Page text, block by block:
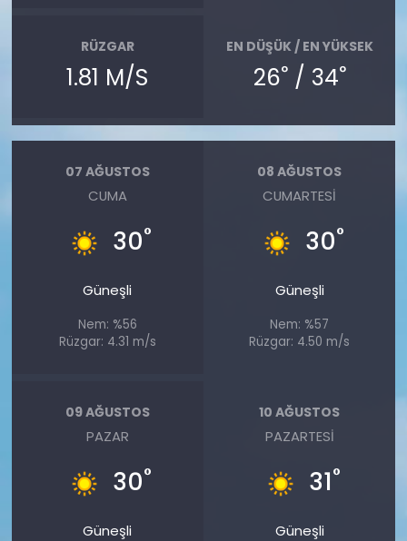
RÜZGAR
1.81 M/S
EN DÜŞÜK / EN YÜKSEK
26°/ 34°
07 AĞUSTOS
CUMA
30°
Güneşli
Nem: %56
Rüzgar: 4.31 m/s
08 AĞUSTOS
CUMARTESI
30°
Güneşli
Nem: %57
Rüzgar: 4.50 m/s
09 AĞUSTOS
PAZAR
30°
Güneşli
10 AĞUSTOS
PAZARTESI
31°
Güneşli